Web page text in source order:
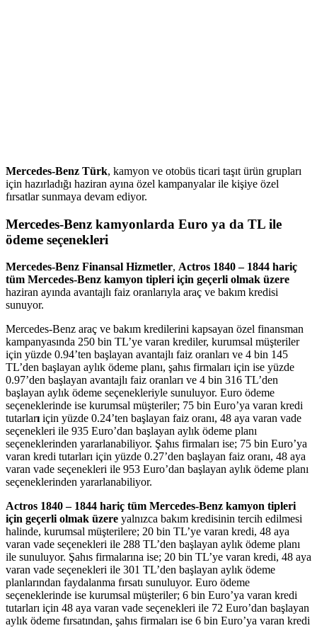
Mercedes-Benz Türk, kamyon ve otobüs ticari taşıt ürün grupları
için hazırladığı haziran ayına özel kampanyalar ile kişiye özel
fırsatlar sunmaya devam ediyor.
Mercedes-Benz kamyonlarda Euro ya da TL ile
ödeme seçenekleri
Mercedes-Benz Finansal Hizmetler, Actros 1840 – 1844 hariç
tüm Mercedes-Benz kamyon tipleri için geçerli olmak üzere
haziran ayında avantajlı faiz oranlarıyla araç ve bakım kredisi
sunuyor.
Mercedes-Benz araç ve bakım kredilerini kapsayan özel finansman
kampanyasında 250 bin TL’ye varan krediler, kurumsal müşteriler
için yüzde 0.94’ten başlayan avantajlı faiz oranları ve 4 bin 145
TL’den başlayan aylık ödeme planı, şahıs firmaları için ise yüzde
0.97’den başlayan avantajlı faiz oranları ve 4 bin 316 TL’den
başlayan aylık ödeme seçenekleriyle sunuluyor. Euro ödeme
seçeneklerinde ise kurumsal müşteriler; 75 bin Euro’ya varan kredi
tutarları için yüzde 0.24’ten başlayan faiz oranı, 48 aya varan vade
seçenekleri ile 935 Euro’dan başlayan aylık ödeme planı
seçeneklerinden yararlanabiliyor. Şahıs firmaları ise; 75 bin Euro’ya
varan kredi tutarları için yüzde 0.27’den başlayan faiz oranı, 48 aya
varan vade seçenekleri ile 953 Euro’dan başlayan aylık ödeme planı
seçeneklerinden yararlanabiliyor.
Actros 1840 – 1844 hariç tüm Mercedes-Benz kamyon tipleri
için geçerli olmak üzere yalnızca bakım kredisinin tercih edilmesi
halinde, kurumsal müşterilere; 20 bin TL’ye varan kredi, 48 aya
varan vade seçenekleri ile 288 TL’den başlayan aylık ödeme planı
ile sunuluyor. Şahıs firmalarına ise; 20 bin TL’ye varan kredi, 48 aya
varan vade seçenekleri ile 301 TL’den başlayan aylık ödeme
planlarından faydalanma fırsatı sunuluyor. Euro ödeme
seçeneklerinde ise kurumsal müşteriler; 6 bin Euro’ya varan kredi
tutarları için 48 aya varan vade seçenekleri ile 72 Euro’dan başlayan
aylık ödeme fırsatından, şahıs firmaları ise 6 bin Euro’ya varan kredi